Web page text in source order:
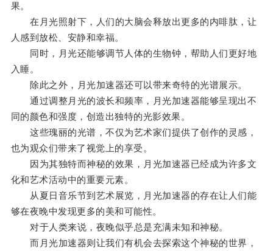
果。
在月光照射下，人们的大脑会释放出更多的内啡肽，让
人感到放松、安静和幸福。
同时，月光还能够调节人体的生物钟，帮助人们更好地
入睡。
除此之外，月光加速器还可以带来奇特的光谱展示。
通过调整月光的波长和频率，月光加速器能够呈现出不
同的颜色和强度，创造出独特的光影效果。
这些瑰丽的光谱，不仅为艺术家们提供了创作的灵感，
也为观众们带来了视觉上的享受。
因为其独特而神秘的效果，月光加速器已经成为许多文
化和艺术活动中的重要元素。
从夏日音乐节到艺术展览，月光加速器的存在让人们能
够在夜晚中发现更多的美和可能性。
对于人类来说，夜晚似乎总是充满未知和神秘。
而月光加速器则让我们有机会去探索这个神秘的世界，